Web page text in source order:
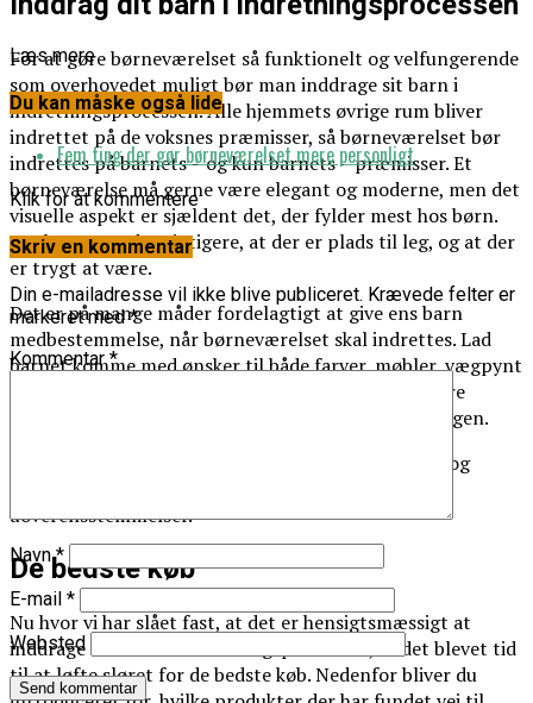
For at gøre børneværelset så funktionelt og velfungerende
som overhovedet muligt bør man inddrage sit barn i
indretningsprocessen. Alle hjemmets øvrige rum bliver
indrettet på de voksnes præmisser, så børneværelset bør
indrettes på barnets – og kun barnets – præmisser. Et
børneværelse må gerne være elegant og moderne, men det
visuelle aspekt er sjældent det, der fylder mest hos børn.
For barnet er det vigtigere, at der er plads til leg, og at der
er trygt at være.
Det er på mange måder fordelagtigt at give ens barn
medbestemmelse, når børneværelset skal indrettes. Lad
barnet komme med ønsker til både farver, møbler, vægpynt
og andet. Jo mere du inddrager dit barn, desto større
chance er der for, at du rammer plet med indretningen.
At lade barnet få medindflydelse gavner både barn og
uoverensstemmelser.
De bedste køb
Nu hvor vi har slået fast, at det er hensigtsmæssigt at
inddrage ens barn i indretningsprocessen, er det blevet tid
til at løfte sløret for de bedste køb. Nedenfor bliver du
Læs mere
Du kan måske også lide
Fem ting der gør børneværelset mere personligt
Klik for at kommentere
Skriv en kommentar
Din e-mailadresse vil ikke blive publiceret. Krævede felter er
markeret med*
Kommentar*
Navn*
E-mail *
Websted